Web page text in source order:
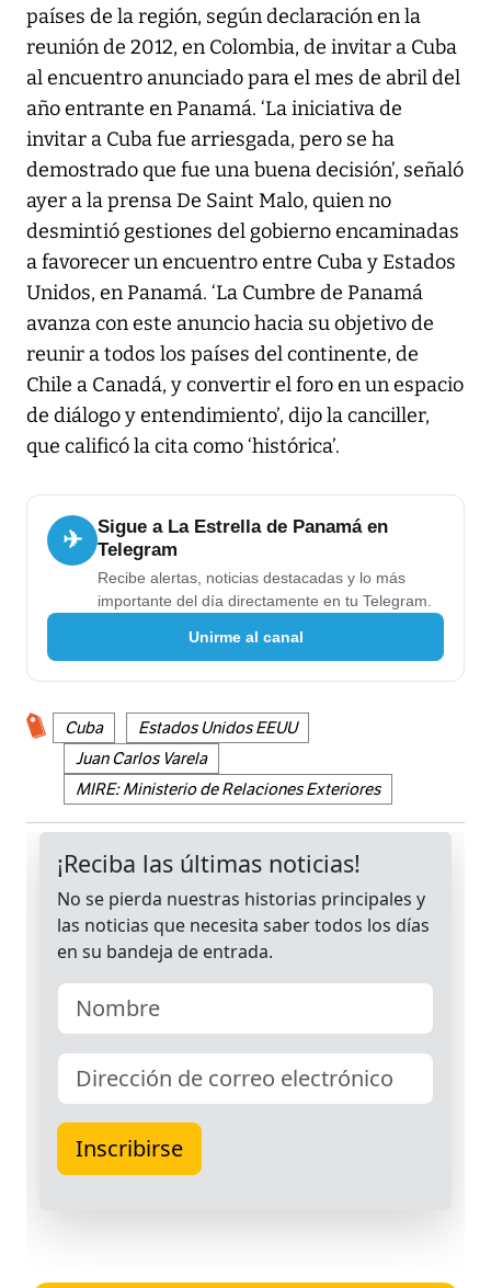
países de la región, según declaración en la
reunión de 2012, en Colombia, de invitar a Cuba
al encuentro anunciado para el mes de abril del
año entrante en Panamá. ‘La iniciativa de
invitar a Cuba fue arriesgada, pero se ha
demostrado que fue una buena decisión’, señaló
ayer a la prensa De Saint Malo, quien no
desmintió gestiones del gobierno encaminadas
a favorecer un encuentro entre Cuba y Estados
Unidos, en Panamá. ‘La Cumbre de Panamá
avanza con este anuncio hacia su objetivo de
reunir a todos los países del continente, de
Chile a Canadá, y convertir el foro en un espacio
de diálogo y entendimiento’, dijo la canciller,
que calificó la cita como ‘histórica’.
✈
Sigue a La Estrella de Panamá en
Telegram
Recibe alertas, noticias destacadas y lo más
importante del día directamente en tu Telegram.
Unirme al canal
Cuba
Estados Unidos EEUU
Juan Carlos Varela
MIRE: Ministerio de Relaciones Exteriores